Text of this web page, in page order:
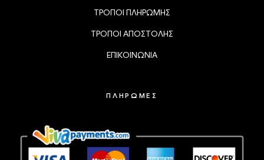
ΤΡΟΠΟΙ ΠΛΗΡΩΜΗΣ
ΤΡΟΠΟΙ ΑΠΟΣΤΟΛΗΣ
ΕΠΙΚΟΙΝΩΝΙΑ
ΠΛΗΡΩΜΕΣ